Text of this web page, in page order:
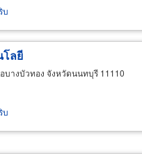
บ
โลยี
บางบัวทอง จังหวัดนนทบุรี 11110
บ